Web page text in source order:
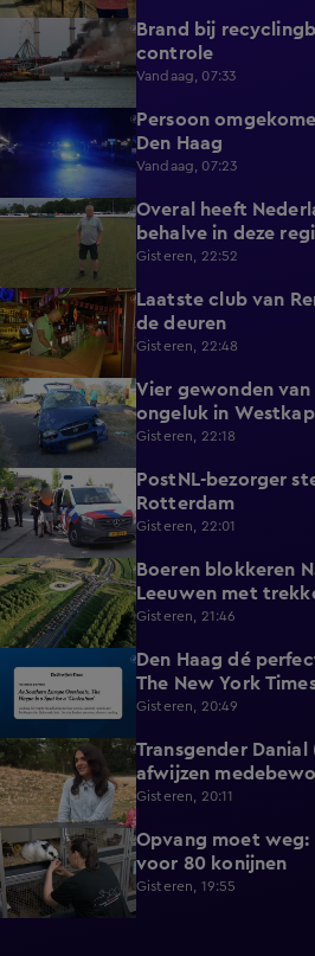
0:36
Brand bij
controle
Vandaag, 07:33
Persoon
Den Haag
Vandaag, 07:23
1:54
Overal heeft
behalve in deze
Gisteren, 22:52
2:08
Laatste club van
de deuren
Gisteren, 22:48
0:30
Vier gewonden
ongeluk in
Gisteren, 22:18
0:26
PostNL-bezorger
Rotterdam
Gisteren, 22:01
0:33
Boeren blokkeren
Leeuwen met
Gisteren, 21:46
Den Haag dé
The New York
Gisteren, 20:49
2:04
Transgender
afwijzen
Gisteren, 20:11
1:56
Opvang moet
voor 80 konijnen
Gisteren, 19:55